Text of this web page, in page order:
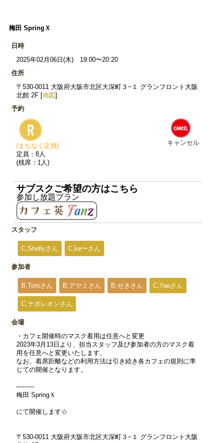
梅田 SpringＸ
日時
2025年02月06日(木) 19:00〜20:20
住所
〒530-0011 大阪府大阪市北区大深町３−１ グランフロント大阪
北館 2F [地図]
予約
(まもなく定員)
定員：8人
(残席：1人)
キャンセル
サブスクご希望の方はこちら
参加し放題プラン
スタッフ
C,Shellyさん C,ke〜さん
参加者
B,Tomさん B,アヤミさん B,せきさん C,Yaeさん
C,ナポレオンさん
会場
・カフェ開催時のマスク着用は任意へと変更
2023年3月13日より、担当スタッフ及び参加者の方のマスク着
用を任意へと変更いたします。
なお、着席距離などの利用方法は引き続き各カフェの規則に準
じての開催となります。
---------
梅田 SpringＸ
にて開催します☆
〒530-0011 大阪府大阪市北区大深町３−１ グランフロント大阪